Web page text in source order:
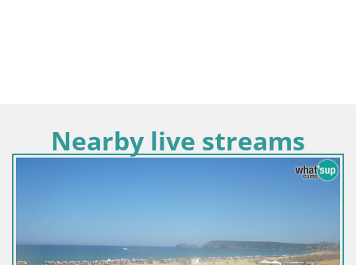
Nearby live streams